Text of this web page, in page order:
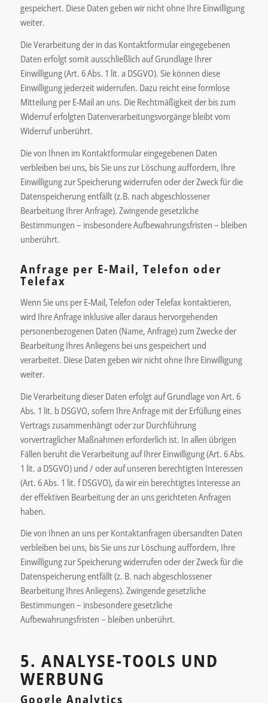
gespeichert. Diese Daten geben wir nicht ohne Ihre Einwilligung
weiter.
Die Verarbeitung der in das Kontaktformular eingegebenen
Daten erfolgt somit ausschließlich auf Grundlage Ihrer
Einwilligung (Art. 6 Abs. 1 lit. a DSGVO). Sie können diese
Einwilligung jederzeit widerrufen. Dazu reicht eine formlose
Mitteilung per E-Mail an uns. Die Rechtmäßigkeit der bis zum
Widerruf erfolgten Datenverarbeitungsvorgänge bleibt vom
Widerruf unberührt.
Die von Ihnen im Kontaktformular eingegebenen Daten
verbleiben bei uns, bis Sie uns zur Löschung auffordern, Ihre
Einwilligung zur Speicherung widerrufen oder der Zweck für die
Datenspeicherung entfällt (z.B. nach abgeschlossener
Bearbeitung Ihrer Anfrage). Zwingende gesetzliche
Bestimmungen – insbesondere Aufbewahrungsfristen – bleiben
unberührt.
Anfrage per E-Mail, Telefon oder
Telefax
Wenn Sie uns per E-Mail, Telefon oder Telefax kontaktieren,
wird Ihre Anfrage inklusive aller daraus hervorgehenden
personenbezogenen Daten (Name, Anfrage) zum Zwecke der
Bearbeitung Ihres Anliegens bei uns gespeichert und
verarbeitet. Diese Daten geben wir nicht ohne Ihre Einwilligung
weiter.
Die Verarbeitung dieser Daten erfolgt auf Grundlage von Art. 6
Abs. 1 lit. b DSGVO, sofern Ihre Anfrage mit der Erfüllung eines
Vertrags zusammenhängt oder zur Durchführung
vorvertraglicher Maßnahmen erforderlich ist. In allen übrigen
Fällen beruht die Verarbeitung auf Ihrer Einwilligung (Art. 6 Abs.
1 lit. a DSGVO) und / oder auf unseren berechtigten Interessen
(Art. 6 Abs. 1 lit. f DSGVO), da wir ein berechtigtes Interesse an
der effektiven Bearbeitung der an uns gerichteten Anfragen
haben.
Die von Ihnen an uns per Kontaktanfragen übersandten Daten
verbleiben bei uns, bis Sie uns zur Löschung auffordern, Ihre
Einwilligung zur Speicherung widerrufen oder der Zweck für die
Datenspeicherung entfällt (z. B. nach abgeschlossener
Bearbeitung Ihres Anliegens). Zwingende gesetzliche
Bestimmungen – insbesondere gesetzliche
Aufbewahrungsfristen – bleiben unberührt.
5. ANALYSE-TOOLS UND
WERBUNG
Google Analytics